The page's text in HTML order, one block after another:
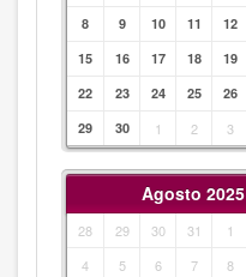
8
9 10 11 12
15
16 17 18 19
22
23 24 25 26
29
30 1 2 3
Agosto 2025
28 29 30 31 1
4
5 6 7 8